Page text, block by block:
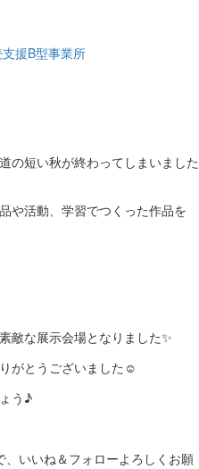
の短い秋が終わってしまいました
や活動、学習でつくった作品を
敵な展示会場となりました✨
がとうございました☺
う♪
いいね＆フォローよろしくお願